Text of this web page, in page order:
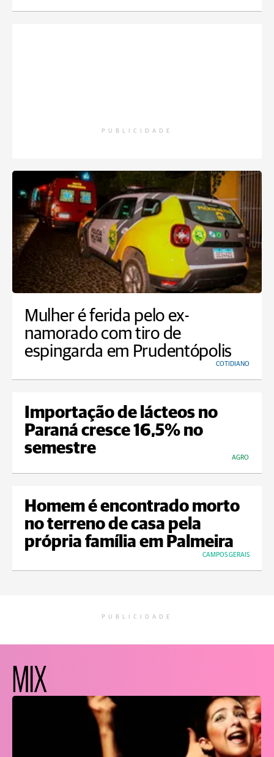
PUBLICIDADE
Mulher é ferida pelo ex-
namorado com tiro de
espingarda em Prudentópolis
COTIDIANO
Importação de lácteos no
Paraná cresce 16,5% no
semestre
AGRO
Homem é encontrado morto
no terreno de casa pela
própria família em Palmeira
CAMPOS GERAIS
PUBLICIDADE
MIX